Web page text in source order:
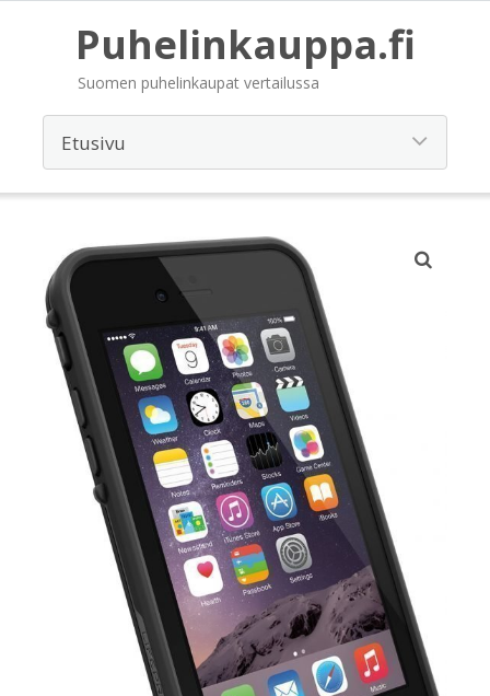
Puhelinkauppa.fi
Suomen puhelinkaupat vertailussa